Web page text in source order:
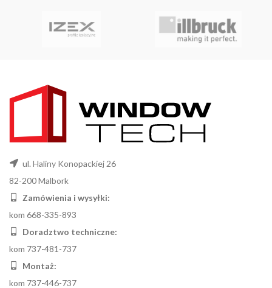
ul. Haliny Konopackiej 26
82-200 Malbork
Zamówienia i wysyłki:
kom 668-335-893
Doradztwo techniczne:
kom 737-481-737
Montaż:
kom 737-446-737